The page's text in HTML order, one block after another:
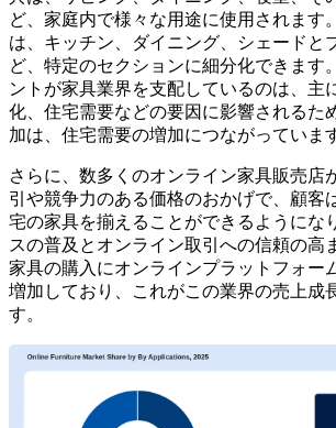
ど、家庭内で様々な用途に使用されます
は、キッチン、ダイニング、シェードと
ど、特定のセクションに細分化できます
ントが家具業界を支配しているのは、主
化、住宅需要などの要因に影響されるた
加は、住宅需要の増加につながっていま
さらに、数多くのオンライン家具販売店
引や競争力のある価格のおかげで、顧客
宅の家具を揃えることができるようにな
スの普及とオンライン取引への信頼の高
家具の購入にオンラインプラットフォー
増加しており、これがこの業界の売上成
す。